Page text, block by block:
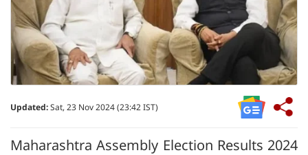
Updated:Sat, 23 Nov 2024 (23:42 IST)
Maharashtra Assembly Election Results 2024